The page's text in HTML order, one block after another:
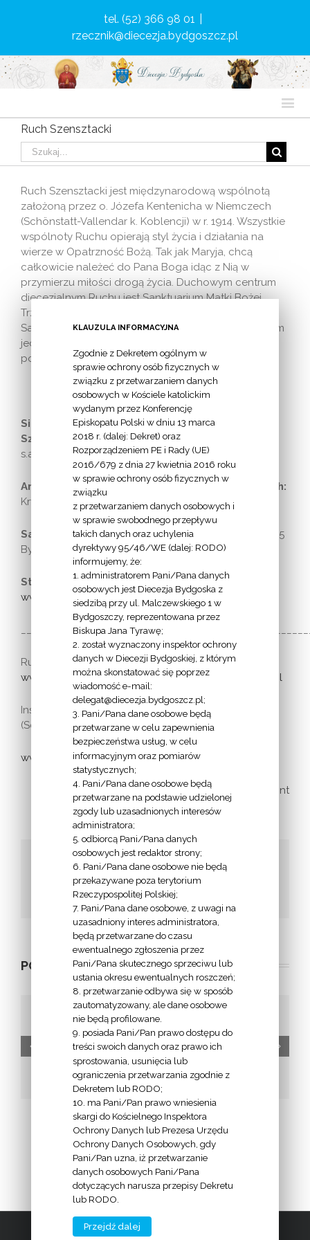
tel. (52) 366 98 01
rzecznik@diecezja.bydgoszcz.pl
Ruch Szensztacki
Ruch Szensztacki jest międzynarodową wspólnotą
założoną przez o. Józefa Kentenicha w Niemczech
(Schönstatt-Vallendar k. Koblencji) w r. 1914. Wszystkie
wspólnoty Ruchu opierają styl życia i działania na
wierze w Opatrzność Bożą. Tak jak Maryja, chcą
całkowicie należeć do Pana Boga idąc z Nią w
przymierzu miłości drogą życia. Duchowym centrum
diecezjalnym Ruchu jest Sanktuarium Matki Bożej
Trzykroć Przedziwnej w Bydgoszczy-Piaskach.
Sanktuarium Zawierzenia (takie nosi imię) jest znakiem
jedności całego Ruchu oraz symbolem wspólnego
posłannictwa.
Siostra współpracująca z Rodzinami
Szensztackimi:s. M. Adriana Majnusz (52-340-20-14;
s.adriana@szensztat.pl)
Archidiecezjalni Animatorzy Rodzin Szensztackich:
Krystyna i Marek Jedynakowie (kmjedynak@op.pl)
Sanktuarium Zawierzenia:ul. Smukalska 113, 85-565
Bydgoszcz (Piaski); 52-340-20-14
Strona internetowa Sanktuarium Zawierzenia:
www.bydgoszcz.szensztat.pl
Ruch Szensztacki w Polsce:www.szensztat.pl
www.mlodziez.szensztat.pl;www.ojcowie.szensztat.pl
Instytut Rodzin Szensztackich w Niemczech
(Schönstatt Apostolische Bewegung):
www.schoenstatt-familien.de
print
Udostępnij to!
FacebookTwitterGoogle+Email
POWIĄZANE POSTY
Młodzi PLUS
Modlitwy za
2009 - 2016 | Diecezja Bydgoska |
KLAUZULA INFORMACYJNA
Zgodnie z Dekretem ogólnym w
sprawie ochrony osób fizycznych w
związku z przetwarzaniem danych
osobowych w Kościele katolickim
wydanym przez Konferencję
Episkopatu Polski w dniu 13 marca
2018 r. (dalej: Dekret) oraz
Rozporządzeniem PE i Rady (UE)
2016/679 z dnia 27 kwietnia 2016 roku
w sprawie ochrony osób fizycznych w
związku
z przetwarzaniem danych osobowych i
w sprawie swobodnego przepływu
takich danych oraz uchylenia
dyrektywy 95/46/WE (dalej: RODO)
informujemy, że:
1. administratorem Pani/Pana danych
osobowych jest Diecezja Bydgoska z
siedzibą przy ul. Malczewskiego 1 w
Bydgoszczy, reprezentowana przez
Biskupa Jana Tyrawę;
2. został wyznaczony inspektor ochrony
danych w Diecezji Bydgoskiej, z którym
można skonstatować się poprzez
wiadomość e-mail:
delegat@diecezja.bydgoszcz.pl;
3. Pani/Pana dane osobowe będą
przetwarzane w celu zapewnienia
bezpieczeństwa usług, w celu
informacyjnym oraz pomiarów
statystycznych;
4. Pani/Pana dane osobowe będą
przetwarzane na podstawie udzielonej
zgody lub uzasadnionych interesów
administratora;
5. odbiorcą Pani/Pana danych
osobowych jest redaktor strony;
6. Pani/Pana dane osobowe nie będą
przekazywane poza terytorium
Rzeczypospolitej Polskiej;
7. Pani/Pana dane osobowe, z uwagi na
uzasadniony interes administratora,
będą przetwarzane do czasu
ewentualnego zgłoszenia przez
Pani/Pana skutecznego sprzeciwu lub
ustania okresu ewentualnych roszczeń;
8. przetwarzanie odbywa się w sposób
zautomatyzowany, ale dane osobowe
nie będą profilowane.
9. posiada Pani/Pan prawo dostępu do
treści swoich danych oraz prawo ich
sprostowania, usunięcia lub
ograniczenia przetwarzania zgodnie z
Dekretem lub RODO;
10. ma Pani/Pan prawo wniesienia
skargi do Kościelnego Inspektora
Ochrony Danych lub Prezesa Urzędu
Ochrony Danych Osobowych, gdy
Pani/Pan uzna, iż przetwarzanie
danych osobowych Pani/Pana
dotyczących narusza przepisy Dekretu
lub RODO.
Przejdź dalej